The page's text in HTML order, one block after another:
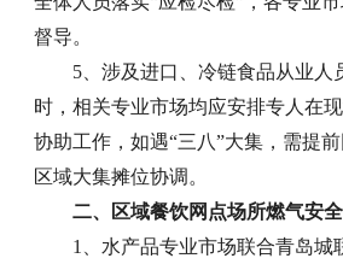
督导。
5、涉及进口、冷链食品从业人
时，相关专业市场均应安排专人在
协助工作，如遇“三八”大集，需提
区域大集摊位协调。
二、区域餐饮网点场所燃气安
1、水产品专业市场联合青岛城